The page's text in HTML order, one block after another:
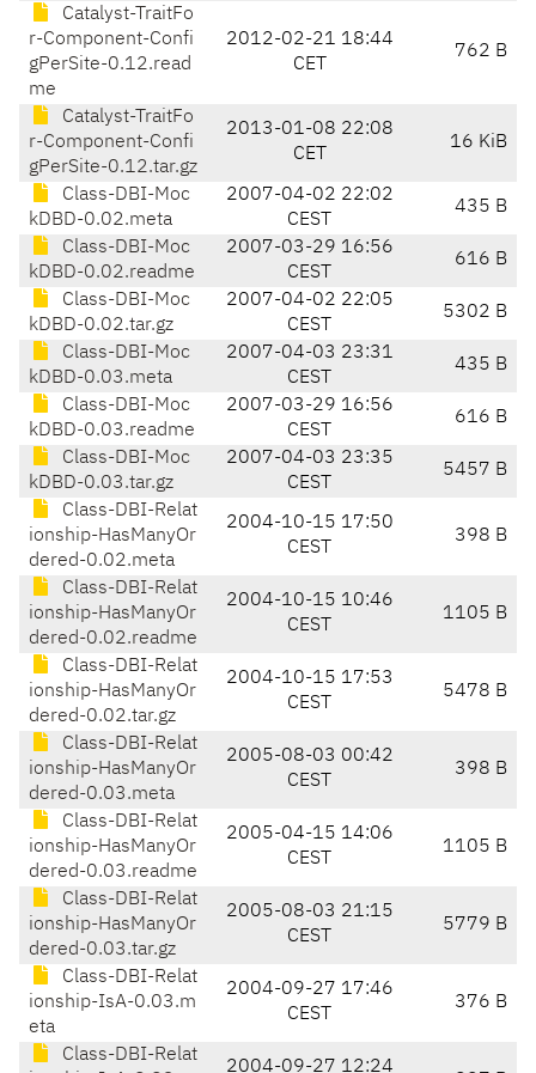
Catalyst-TraitFo
r-Component-Confi
gPerSite-0.12.read
me
2012-02-21 18:44
CET
762 B
Catalyst-TraitFo
r-Component-Confi
gPerSite-0.12.tar.gz
2013-01-08 22:08
CET
16 KiB
Class-DBI-Moc
kDBD-0.02.meta
2007-04-02 22:02
CEST
435 B
Class-DBI-Moc
kDBD-0.02.readme
2007-03-29 16:56
CEST
616 B
Class-DBI-Moc
kDBD-0.02.tar.gz
2007-04-02 22:05
CEST
5302 B
Class-DBI-Moc
kDBD-0.03.meta
2007-04-03 23:31
CEST
435 B
Class-DBI-Moc
kDBD-0.03.readme
2007-03-29 16:56
CEST
616 B
Class-DBI-Moc
kDBD-0.03.tar.gz
2007-04-03 23:35
CEST
5457 B
Class-DBI-Relat
ionship-HasManyOr
dered-0.02.meta
2004-10-15 17:50
CEST
398 B
Class-DBI-Relat
ionship-HasManyOr
dered-0.02.readme
2004-10-15 10:46
CEST
1105 B
Class-DBI-Relat
ionship-HasManyOr
dered-0.02.tar.gz
2004-10-15 17:53
CEST
5478 B
Class-DBI-Relat
ionship-HasManyOr
dered-0.03.meta
2005-08-03 00:42
CEST
398 B
Class-DBI-Relat
ionship-HasManyOr
dered-0.03.readme
2005-04-15 14:06
CEST
1105 B
Class-DBI-Relat
ionship-HasManyOr
dered-0.03.tar.gz
2005-08-03 21:15
CEST
5779 B
Class-DBI-Relat
ionship-IsA-0.03.m
eta
2004-09-27 17:46
CEST
376 B
Class-DBI-Relat
2004-09-27 12:24